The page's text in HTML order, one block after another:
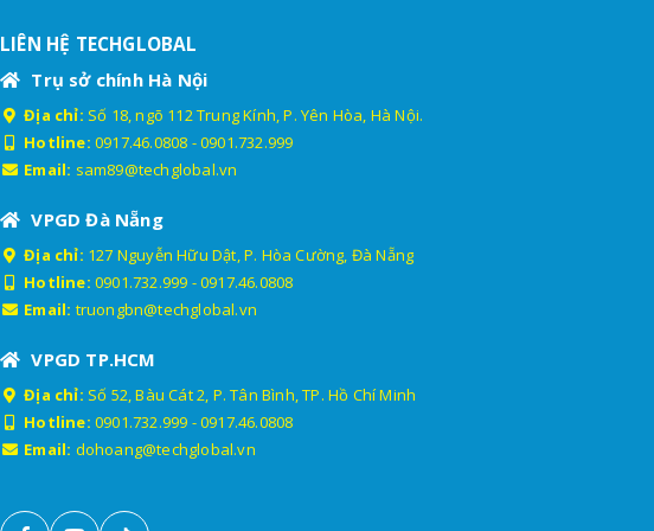
LIÊN HỆ TECHGLOBAL
Trụ sở chính Hà Nội
Địa chỉ: Số 18, ngõ 112 Trung Kính, P. Yên Hòa, Hà Nội.
Hotline: 0917.46.0808 -0901.732.999
Email: sam89@techglobal.vn
VPGD Đà Nẵng
Địa chỉ: 127 Nguyễn Hữu Dật, P. Hòa Cường, Đà Nẵng
Hotline: 0901.732.999 -0917.46.0808
Email: truongbn@techglobal.vn
VPGD TP.HCM
Địa chỉ: Số 52, Bàu Cát 2, P. Tân Bình, TP. Hồ Chí Minh
Hotline: 0901.732.999 -0917.46.0808
Email: dohoang@techglobal.vn